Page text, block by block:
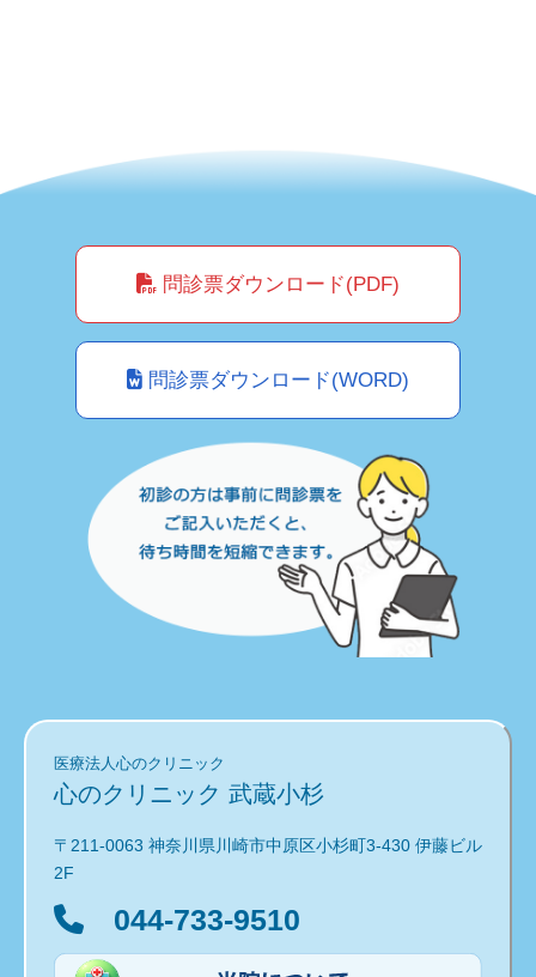
問診票ダウンロード(PDF)
問診票ダウンロード(WORD)
医療法人心のクリニック
心のクリニック 武蔵小杉
〒211-0063 神奈川県川崎市中原区小杉町3-430 伊藤ビル
2F
044-733-9510